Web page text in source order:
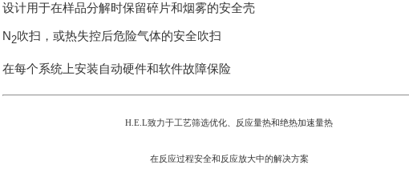
设计用于在样品分解时保留碎片和烟雾的安全壳
N2吹扫，或热失控后危险气体的安全吹扫
在每个系统上安装自动硬件和软件故障保险
H.E.L致力于工艺筛选优化、反应量热和绝热加速量热
在反应过程安全和反应放大中的解决方案